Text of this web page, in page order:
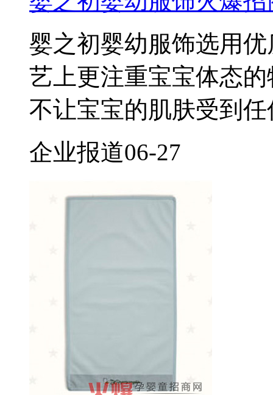
婴之初婴幼服饰选用
艺上更注重宝宝体态
不让宝宝的肌肤受到
企业报道06-27